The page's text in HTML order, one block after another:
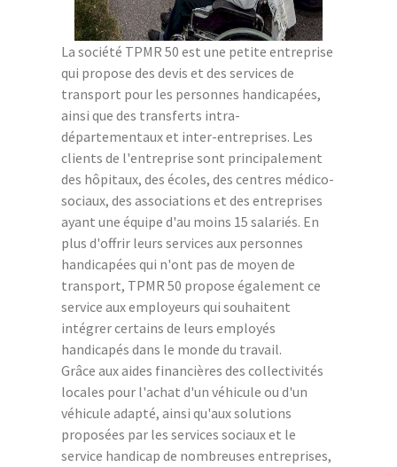
La société TPMR 50 est une petite entreprise
qui propose des devis et des services de
transport pour les personnes handicapées,
ainsi que des transferts intra-
départementaux et inter-entreprises. Les
clients de l'entreprise sont principalement
des hôpitaux, des écoles, des centres médico-
sociaux, des associations et des entreprises
ayant une équipe d'au moins 15 salariés. En
plus d'offrir leurs services aux personnes
handicapées qui n'ont pas de moyen de
transport, TPMR 50 propose également ce
service aux employeurs qui souhaitent
intégrer certains de leurs employés
handicapés dans le monde du travail.
Grâce aux aides financières des collectivités
locales pour l'achat d'un véhicule ou d'un
véhicule adapté, ainsi qu'aux solutions
proposées par les services sociaux et le
service handicap de nombreuses entreprises,